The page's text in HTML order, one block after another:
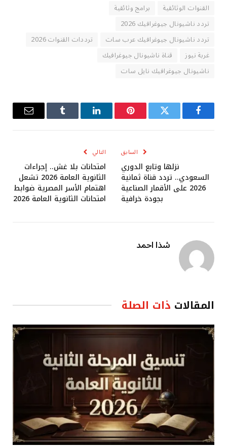
القنوات الوثائقية
برامج وثائقية
تردد ناشيونال جيوغرافيك 2026
تردد ناشيونال جيوغرافيك عرب سات
ترددات القنوات 2026
غربة نيوز
قناة ناشيونال جيوغرافيك
ناشيونال جيوغرافيك نايل سات
فيسبوك تويتر بينتيريستلينكدإن Tumblr
البريد
السابق
نزلها وتابع الدوري
السعودي.. تردد قناة ثمانية
2026 على الأقمار الصناعية
بجودة خرافية
التالي
امتحانات بلا غش.. إجراءات
الثانوية العامة 2026 تشعل
اهتمام الأسر المصرية ضوابط
امتحانات الثانوية العامة 2026
شذا احمد
المقالات ذات الصلة